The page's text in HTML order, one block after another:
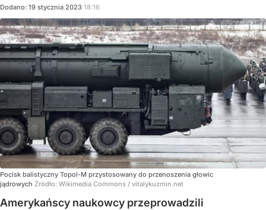
Dodano: 19 stycznia 2023 18:16
Pocisk balistyczny Topol-M przystosowany do przenoszenia głowic
jądrowych Źródło: Wikimedia Commons / vitalykuzmin.net
Amerykańscy naukowcy przeprowadzili